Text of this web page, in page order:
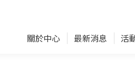
關於中心 最新消息 活